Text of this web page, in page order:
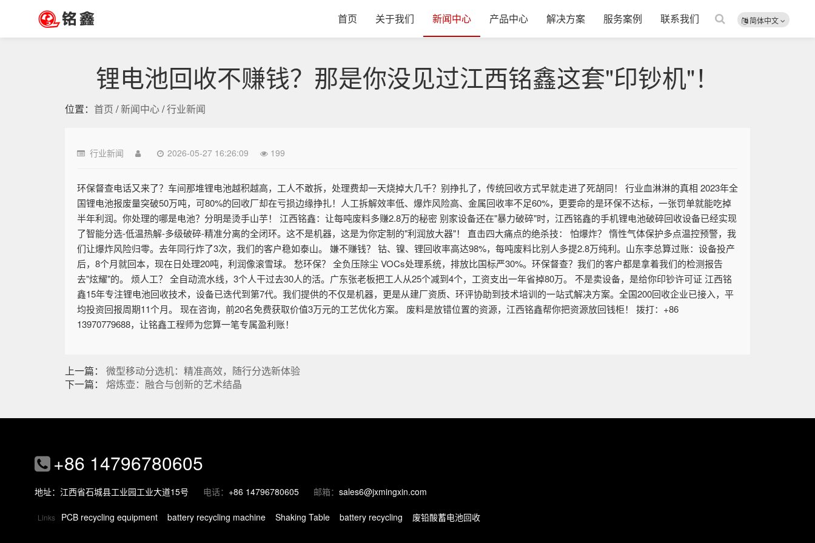
简体中文
首页 关于我们 新闻中心 产品中心 解决方案 服务案例 联系我们
锂电池回收不赚钱？那是你没见过江西铭鑫这套"印钞机"！
位置： 首页 /新闻中心/行业新闻
行业新闻 2026-05-27 16:26:09 199
环保督查电话又来了？车间那堆锂电池越积越高，工人不敢拆，处理费却一天烧掉大几千？别挣扎了，传统回收方式早就走进了死胡同！ 行业血淋淋的真相 2023年全
国锂电池报废量突破50万吨，可80%的回收厂却在亏损边缘挣扎！人工拆解效率低、爆炸风险高、金属回收率不足60%，更要命的是环保不达标，一张罚单就能吃掉
半年利润。你处理的哪是电池？分明是烫手山芋！ 江西铭鑫：让每吨废料多赚2.8万的秘密 别家设备还在"暴力破碎"时，江西铭鑫的手机锂电池破碎回收设备已经实现
了智能分选-低温热解-多级破碎-精准分离的全闭环。这不是机器，这是为你定制的"利润放大器"！ 直击四大痛点的绝杀技： 怕爆炸？ 惰性气体保护多点温控预警，我
们让爆炸风险归零。去年同行炸了3次，我们的客户稳如泰山。 嫌不赚钱？ 钴、镍、锂回收率高达98%，每吨废料比别人多提2.8万纯利。山东李总算过账：设备投产
后，8个月就回本，现在日处理20吨，利润像滚雪球。 愁环保？ 全负压除尘 VOCs处理系统，排放比国标严30%。环保督查？我们的客户都是拿着我们的检测报告
去"炫耀"的。 烦人工？ 全自动流水线，3个人干过去30人的活。广东张老板把工人从25个减到4个，工资支出一年省掉80万。 不是卖设备，是给你印钞许可证 江西铭
鑫15年专注锂电池回收技术，设备已迭代到第7代。我们提供的不仅是机器，更是从建厂资质、环评协助到技术培训的一站式解决方案。全国200回收企业已接入，平
均投资回报周期11个月。 现在咨询，前20名免费获取价值3万元的工艺优化方案。 废料是放错位置的资源，江西铭鑫帮你把资源放回钱柜！ 拨打：+86
13970779688，让铭鑫工程师为您算一笔专属盈利账！
上一篇： 微型移动分选机：精准高效，随行分选新体验
下一篇： 熔炼壶：融合与创新的艺术结晶
+86 14796780605
地址：江西省石城县工业园工业大道15号 电话： +86 14796780605 邮箱： sales6@jxmingxin.com
Links PCB recycling equipment battery recycling machine Shaking Table battery recycling 废铅酸蓄电池回收